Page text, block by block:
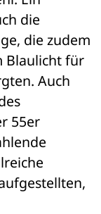
die
die zudem
Blaulicht für
Auch
55er